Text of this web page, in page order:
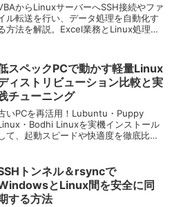
からLinuxサーバーへSSH接続やファ
ル転送を行い、データ処理を自動化す
方法を解説。Excel業務とLinux処理を
スペックPCで動かす軽量Linux
ィストリビューション比較と実
チューニング
いPCを再活用！Lubuntu・Puppy
・Bodhi Linuxを実機インストール
て、起動スピードや快適度を徹底比
トンネル＆rsyncで
とLinux間を安全に同
する方法